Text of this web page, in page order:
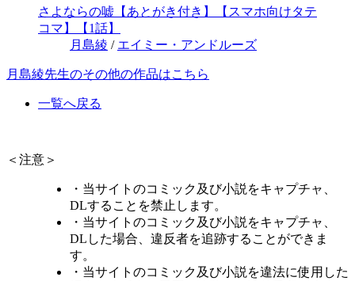
さよならの嘘【あとがき付き】【スマホ向けタテ
コマ】【1話】
月島綾 / エイミー・アンドルーズ
月島綾先生のその他の作品はこちら
一覧へ戻る
＜注意＞
・当サイトのコミック及び小説をキャプチャ、
DLすることを禁止します。
・当サイトのコミック及び小説をキャプチャ、
DLした場合、違反者を追跡することができま
す。
・当サイトのコミック及び小説を違法に使用した